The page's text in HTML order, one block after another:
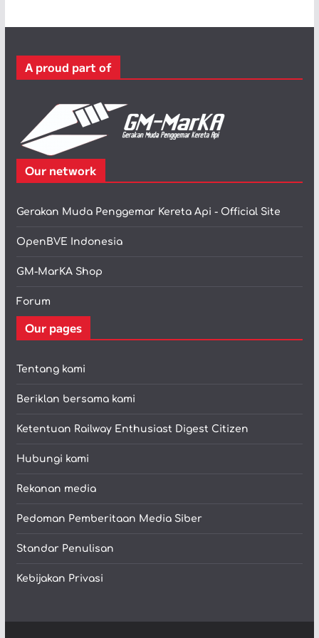
r
A proud part of
Our network
Gerakan Muda Penggemar Kereta Api - Official Site
OpenBVE Indonesia
GM-MarKA Shop
Forum
Our pages
Tentang kami
Beriklan bersama kami
Ketentuan Railway Enthusiast Digest Citizen
Hubungi kami
Rekanan media
Pedoman Pemberitaan Media Siber
Standar Penulisan
Kebijakan Privasi